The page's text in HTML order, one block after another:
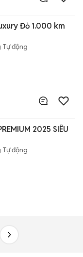
Đỏ 1.000 km
Tự động
2025 SIÊU
Tự động